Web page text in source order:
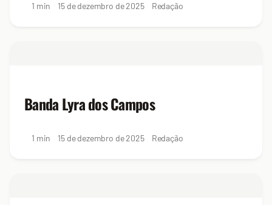
1 min 15 de dezembro de 2025 Redação
Banda Lyra dos Campos
1 min 15 de dezembro de 2025 Redação